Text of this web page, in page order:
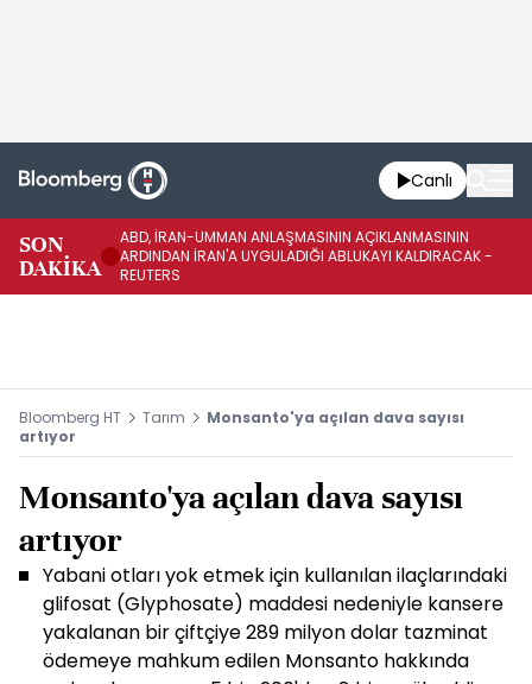
Canlı
SON
DAKİKA
ABD, İRAN-UMMAN ANLAŞMASININ AÇIKLANMASININ
ARDINDAN İRAN'A UYGULADIĞI ABLUKAYI KALDIRACAK -
REUTERS
Bloomberg HT Tarım
Monsanto'ya açılan dava sayısı
artıyor
Monsanto'ya açılan dava sayısı
artıyor
Yabani otları yok etmek için kullanılan ilaçlarındaki
glifosat (Glyphosate) maddesi nedeniyle kansere
yakalanan bir çiftçiye 289 milyon dolar tazminat
ödemeye mahkum edilen Monsanto hakkında